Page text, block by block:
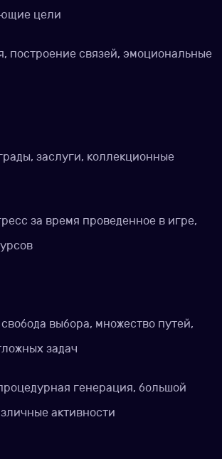
цели
построение связей, эмоциональные
заслуги, коллекционные
за время проведенное в игре,
выбора, множество путей,
задач
генерация, большой
активности